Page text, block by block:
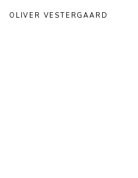
OLIVER VESTERGAARD